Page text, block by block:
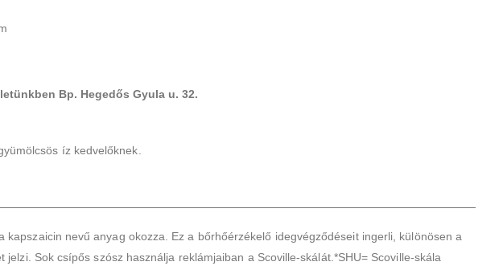
Bp. Hegedős Gyula u. 32.
íz kedvelőknek.
nevű anyag okozza. Ez a bőrhőérzékelő idegvégződéseit ingerli, különösen a
Sok csípős szósz használja reklámjaiban a Scoville-skálát.*SHU= Scoville-skála